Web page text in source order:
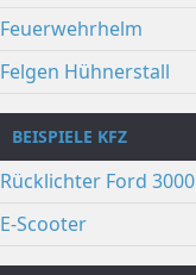
Feuerwehrhelm
Felgen Hühnerstall
BEISPIELE KFZ
Rücklichter Ford 3000
E-Scooter